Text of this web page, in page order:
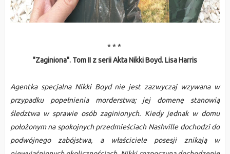
* * *
"Zaginiona". Tom II z serii Akta Nikki Boyd. Lisa Harris
Agentka specjalna Nikki Boyd nie jest zazwyczaj wzywana w
przypadku popełnienia morderstwa; jej domenę stanowią
śledztwa w sprawie osób zaginionych. Kiedy jednak w domu
położonym na spokojnych przedmieściach Nashville dochodzi do
podwójnego zabójstwa, a właściciele posesji znikają w